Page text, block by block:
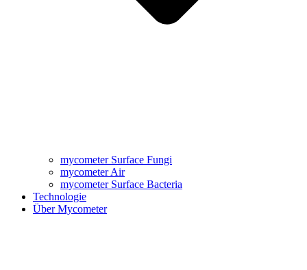
mycometer Surface Fungi
mycometer Air
mycometer Surface Bacteria
Technologie
Über Mycometer